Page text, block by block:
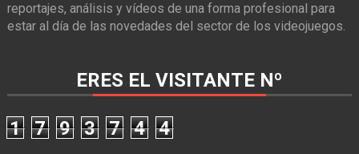
reportajes, análisis y vídeos de una forma profesional para
estar al día de las novedades del sector de los videojuegos.
ERES EL VISITANTE Nº
1 7 9 3 7 4 4